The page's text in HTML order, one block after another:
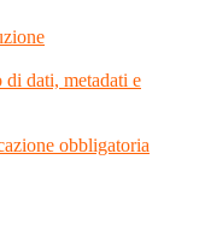
di dati, metadati e
obbligatoria